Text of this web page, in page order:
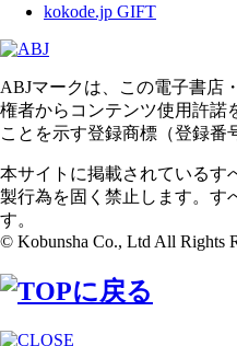
kokode.jp GIFT
ABJマークは、この電子書店
権者からコンテンツ使用許諾
ことを示す登録商標（登録番
本サイトに掲載されているす
製行為を固く禁止します。す
す。
© Kobunsha Co., Ltd All Rights